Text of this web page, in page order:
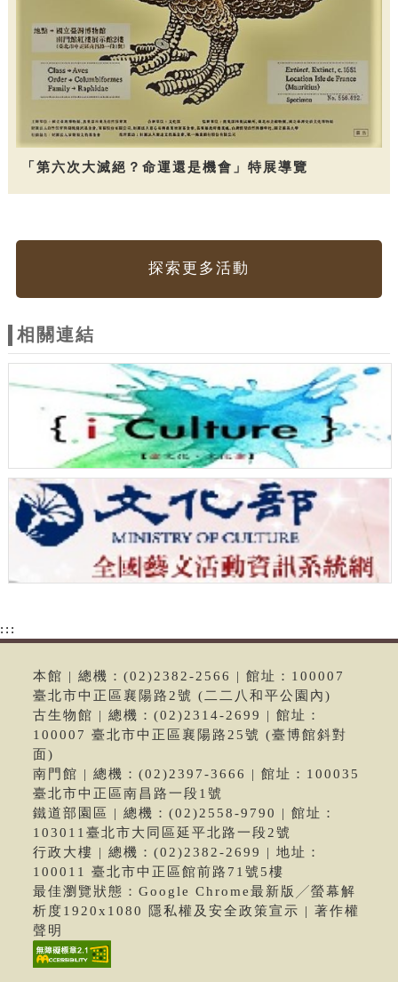
「第六次大滅絕？命運還是機會」特展導覽
探索更多活動
相關連結
:::
本館 | 總機：(02)2382-2566 | 館址：100007
臺北市中正區襄陽路2號 (二二八和平公園內)
古生物館 | 總機：(02)2314-2699 | 館址：
100007 臺北市中正區襄陽路25號 (臺博館斜對
面)
南門館 | 總機：(02)2397-3666 | 館址：100035
臺北市中正區南昌路一段1號
鐵道部園區 | 總機：(02)2558-9790 | 館址：
103011臺北市大同區延平北路一段2號
行政大樓 | 總機：(02)2382-2699 | 地址：
100011 臺北市中正區館前路71號5樓
最佳瀏覽狀態：Google Chrome最新版╱螢幕解
析度1920x1080 隱私權及安全政策宣示 | 著作權
聲明